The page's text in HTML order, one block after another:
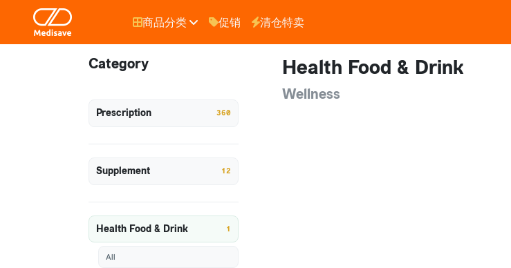
商品分类 促销 清仓特卖
Health Food & Drink
Wellness
Category
Prescription 360
Supplement 12
Health Food & Drink 1
All